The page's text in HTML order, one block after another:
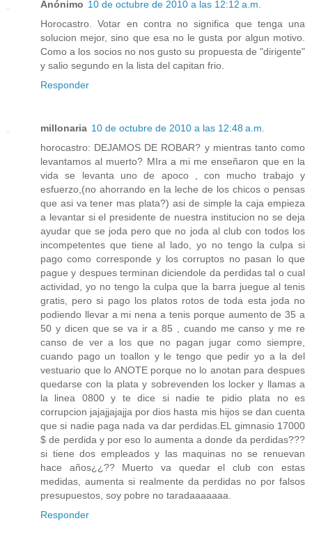
Anónimo 10 de octubre de 2010 a las 12:12 a.m.
Horocastro. Votar en contra no significa que tenga una
solucion mejor, sino que esa no le gusta por algun motivo.
Como a los socios no nos gusto su propuesta de "dirigente"
y salio segundo en la lista del capitan frio.
Responder
millonaria 10 de octubre de 2010 a las 12:48 a.m.
horocastro: DEJAMOS DE ROBAR? y mientras tanto como
levantamos al muerto? MIra a mi me enseñaron que en la
vida se levanta uno de apoco , con mucho trabajo y
esfuerzo,(no ahorrando en la leche de los chicos o pensas
que asi va tener mas plata?) asi de simple la caja empieza
a levantar si el presidente de nuestra institucion no se deja
ayudar que se joda pero que no joda al club con todos los
incompetentes que tiene al lado, yo no tengo la culpa si
pago como corresponde y los corruptos no pasan lo que
pague y despues terminan diciendole da perdidas tal o cual
actividad, yo no tengo la culpa que la barra juegue al tenis
gratis, pero si pago los platos rotos de toda esta joda no
podiendo llevar a mi nena a tenis porque aumento de 35 a
50 y dicen que se va ir a 85 , cuando me canso y me re
canso de ver a los que no pagan jugar como siempre,
cuando pago un toallon y le tengo que pedir yo a la del
vestuario que lo ANOTE porque no lo anotan para despues
quedarse con la plata y sobrevenden los locker y llamas a
la linea 0800 y te dice si nadie te pidio plata no es
corrupcion jajajjajajja por dios hasta mis hijos se dan cuenta
que si nadie paga nada va dar perdidas.EL gimnasio 17000
$ de perdida y por eso lo aumenta a donde da perdidas???
si tiene dos empleados y las maquinas no se renuevan
hace años¿¿?? Muerto va quedar el club con estas
medidas, aumenta si realmente da perdidas no por falsos
presupuestos, soy pobre no taradaaaaaaa.
Responder